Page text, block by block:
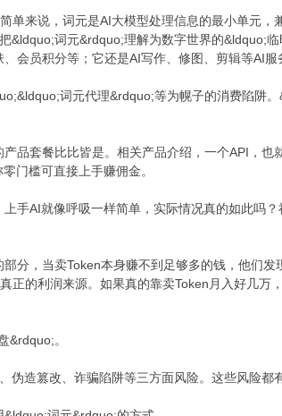
单来说，词元是AI大模型处理信息的最小单元，
词元&rdquo;理解为数字世界的&ldquo;临
会员积分等；它还是AI写作、修图、剪辑等AI服
词元代理&rdquo;等为幌子的消费陷阱
品套餐比比皆是。相关产品介绍，一个API，也
门槛可直接上手赚佣金。
手AI就像呼吸一样简单，实际情况真的如此吗
分，当卖Token本身赚不到足够多的钱，他们发
正的利润来源。如果真的靠卖Token月入好几万
&rdquo;。
造篡改、诈骗陷阱等三方面风险。这些风险都